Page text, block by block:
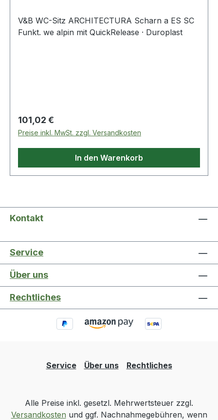
V&B WC-Sitz ARCHITECTURA Scharn a ES SC
Funkt. we alpin mit QuickRelease · Duroplast
Regulärer Preis:
101,02 €
Preise inkl. MwSt. zzgl. Versandkosten
In den Warenkorb
Kontakt
Service
Über uns
Rechtliches
Service Über uns Rechtliches
Alle Preise inkl. gesetzl. Mehrwertsteuer zzgl.
Versandkosten und ggf. Nachnahmegebühren, wenn